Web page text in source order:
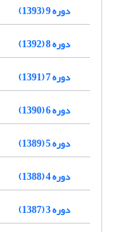
دوره 9 (1393)
دوره 8 (1392)
دوره 7 (1391)
دوره 6 (1390)
دوره 5 (1389)
دوره 4 (1388)
دوره 3 (1387)